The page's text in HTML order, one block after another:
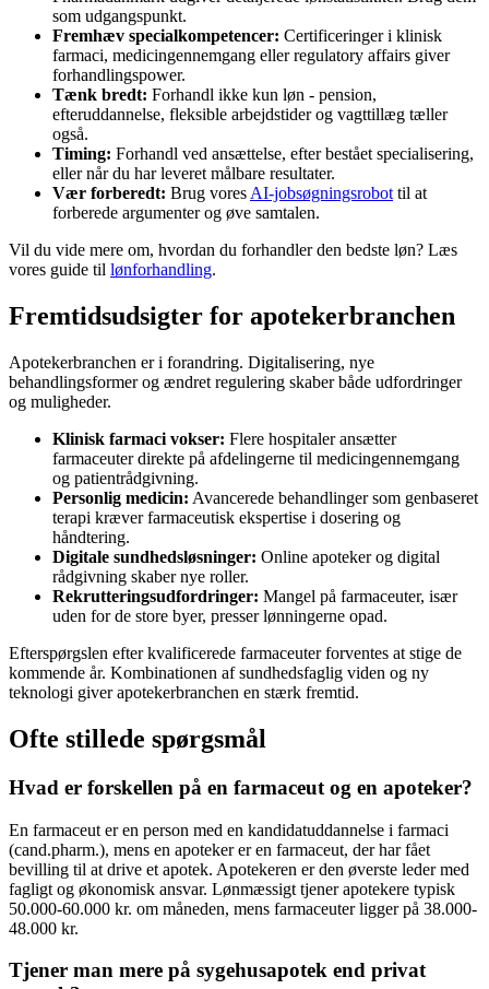
som udgangspunkt.
Fremhæv specialkompetencer: Certificeringer i klinisk
farmaci, medicingennemgang eller regulatory affairs giver
forhandlingspower.
Tænk bredt: Forhandl ikke kun løn - pension,
efteruddannelse, fleksible arbejdstider og vagttillæg tæller
også.
Timing: Forhandl ved ansættelse, efter bestået specialisering,
eller når du har leveret målbare resultater.
Vær forberedt: Brug vores AI-jobsøgningsrobot til at
forberede argumenter og øve samtalen.
Vil du vide mere om, hvordan du forhandler den bedste løn? Læs
vores guide til lønforhandling.
Fremtidsudsigter for apotekerbranchen
Apotekerbranchen er i forandring. Digitalisering, nye
behandlingsformer og ændret regulering skaber både udfordringer
og muligheder.
Klinisk farmaci vokser: Flere hospitaler ansætter
farmaceuter direkte på afdelingerne til medicingennemgang
og patientrådgivning.
Personlig medicin: Avancerede behandlinger som genbaseret
terapi kræver farmaceutisk ekspertise i dosering og
håndtering.
Digitale sundhedsløsninger: Online apoteker og digital
rådgivning skaber nye roller.
Rekrutteringsudfordringer: Mangel på farmaceuter, især
uden for de store byer, presser lønningerne opad.
Efterspørgslen efter kvalificerede farmaceuter forventes at stige de
kommende år. Kombinationen af sundhedsfaglig viden og ny
teknologi giver apotekerbranchen en stærk fremtid.
Ofte stillede spørgsmål
Hvad er forskellen på en farmaceut og en apoteker?
En farmaceut er en person med en kandidatuddannelse i farmaci
(cand.pharm.), mens en apoteker er en farmaceut, der har fået
bevilling til at drive et apotek. Apotekeren er den øverste leder med
fagligt og økonomisk ansvar. Lønmæssigt tjener apotekere typisk
50.000-60.000 kr. om måneden, mens farmaceuter ligger på 38.000-
48.000 kr.
Tjener man mere på sygehusapotek end privat